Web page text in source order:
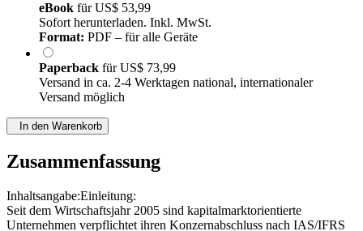
eBook fürUS$ 53,99
Sofort herunterladen. Inkl. MwSt.
Format: PDF – für alle Geräte
Paperback fürUS$ 73,99
Versand in ca. 2-4 Werktagen national, internationaler
Versand möglich
In den Warenkorb
Zusammenfassung
Inhaltsangabe:Einleitung:
Seit dem Wirtschaftsjahr 2005 sind kapitalmarktorientierte
Unternehmen verpflichtet ihren Konzernabschluss nach IAS/IFRS